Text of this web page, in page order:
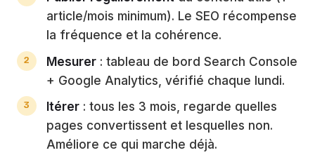
article/mois minimum). Le SEO récompense
la fréquence et la cohérence.
Mesurer : tableau de bord Search Console
+ Google Analytics, vérifié chaque lundi.
Itérer : tous les 3 mois, regarde quelles
pages convertissent et lesquelles non.
Améliore ce qui marche déjà.